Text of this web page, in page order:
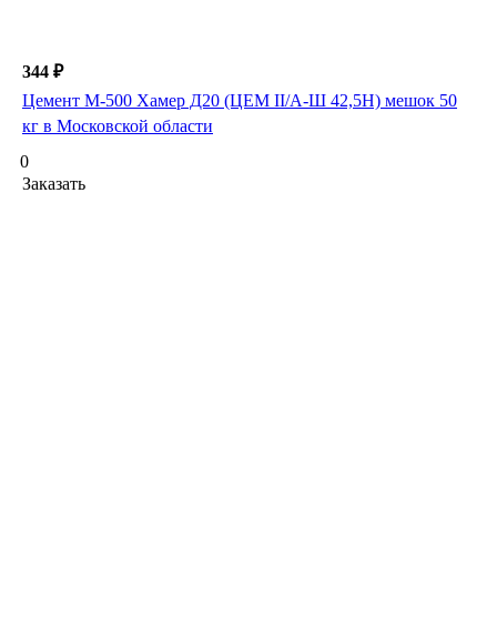
344 ₽
Цемент М-500 Хамер Д20 (ЦЕМ II/А-Ш 42,5Н) мешок 50
кг в Московской области
0
Заказать